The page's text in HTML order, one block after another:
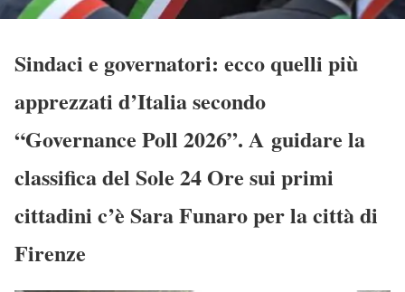
Sindaci e governatori: ecco quelli più
apprezzati d’Italia secondo
“Governance Poll 2026”. A guidare la
classifica del Sole 24 Ore sui primi
cittadini c’è Sara Funaro per la città di
Firenze